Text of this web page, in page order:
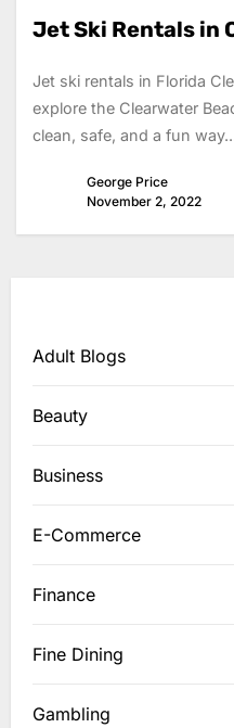
Jet Ski Rentals in
Jet ski rentals in Florida
explore the Clearwater
clean, safe, and a fun
George Price
November 2, 2022
Adult Blogs
Beauty
Business
E-Commerce
Finance
Fine Dining
Gambling